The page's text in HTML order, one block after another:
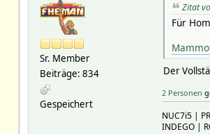
Sr. Member
Beiträge: 834
Gespeichert
Zitat
Für
Der
2 Personen
NUC7i5 |
INDEGO |